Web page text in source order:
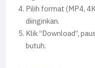
Pilih format (MP4,
diinginkan.
Klik “Download”,
butuh.